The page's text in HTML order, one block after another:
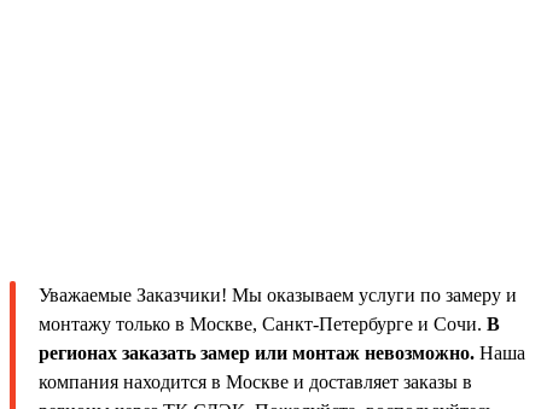
Уважаемые Заказчики! Мы оказываем услуги по замеру и
монтажу только в Москве, Санкт-Петербурге и Сочи. В
регионах заказать замер или монтаж невозможно. Наша
компания находится в Москве и доставляет заказы в